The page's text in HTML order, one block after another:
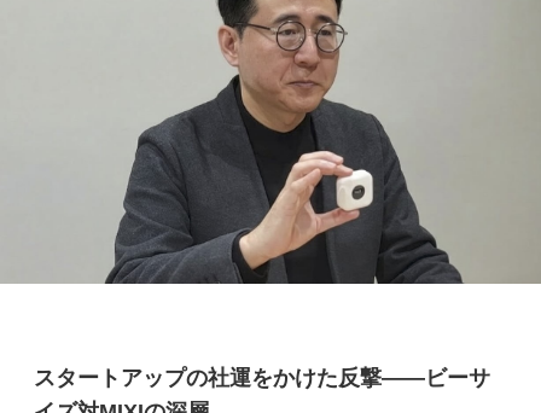
スタートアップの社運をかけた反撃――ビーサ